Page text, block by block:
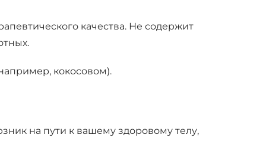
качества. Не содержит
кокосовом).
на пути к вашему здоровому телу,